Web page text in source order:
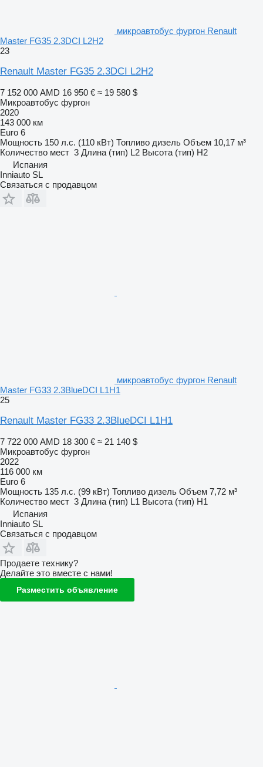
микроавтобус фургон Renault
Master FG35 2.3DCI L2H2
23
Renault Master FG35 2.3DCI L2H2
7 152 000 AMD 16 950 € ≈ 19 580 $
Микроавтобус фургон
2020
143 000 км
Euro 6
Мощность 150 л.с. (110 кВт) Топливо дизель Объем 10,17 м³
Количество мест 3 Длина (тип) L2 Высота (тип) H2
Испания
Inniauto SL
Связаться с продавцом
микроавтобус фургон Renault
Master FG33 2.3BlueDCI L1H1
25
Renault Master FG33 2.3BlueDCI L1H1
7 722 000 AMD 18 300 € ≈ 21 140 $
Микроавтобус фургон
2022
116 000 км
Euro 6
Мощность 135 л.с. (99 кВт) Топливо дизель Объем 7,72 м³
Количество мест 3 Длина (тип) L1 Высота (тип) H1
Испания
Inniauto SL
Связаться с продавцом
Продаете технику?
Делайте это вместе с нами!
Разместить объявление